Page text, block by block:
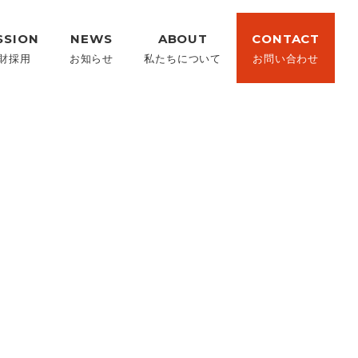
採用
NEWS
お知らせ
ABOUT
私たちについて
CONTACT
お問い合わせ